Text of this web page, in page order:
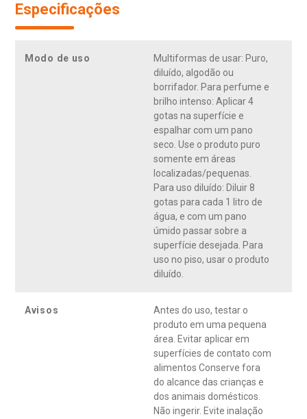
Especificações
Modo de uso
Multiformas de usar: Puro,
diluído, algodão ou
borrifador. Para perfume e
brilho intenso: Aplicar 4
gotas na superfície e
espalhar com um pano
seco. Use o produto puro
somente em áreas
localizadas/pequenas.
Para uso diluído: Diluir 8
gotas para cada 1 litro de
água, e com um pano
úmido passar sobre a
superfície desejada. Para
uso no piso, usar o produto
diluído.
Avisos
Antes do uso, testar o
produto em uma pequena
área. Evitar aplicar em
superfícies de contato com
alimentos Conserve fora
do alcance das crianças e
dos animais domésticos.
Não ingerir. Evite inalação